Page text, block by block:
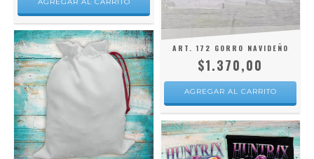
ART. 172 GORRO NAVIDEÑO
$1.370,00